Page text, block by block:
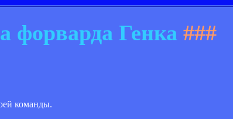
форварда Генка###
команды.